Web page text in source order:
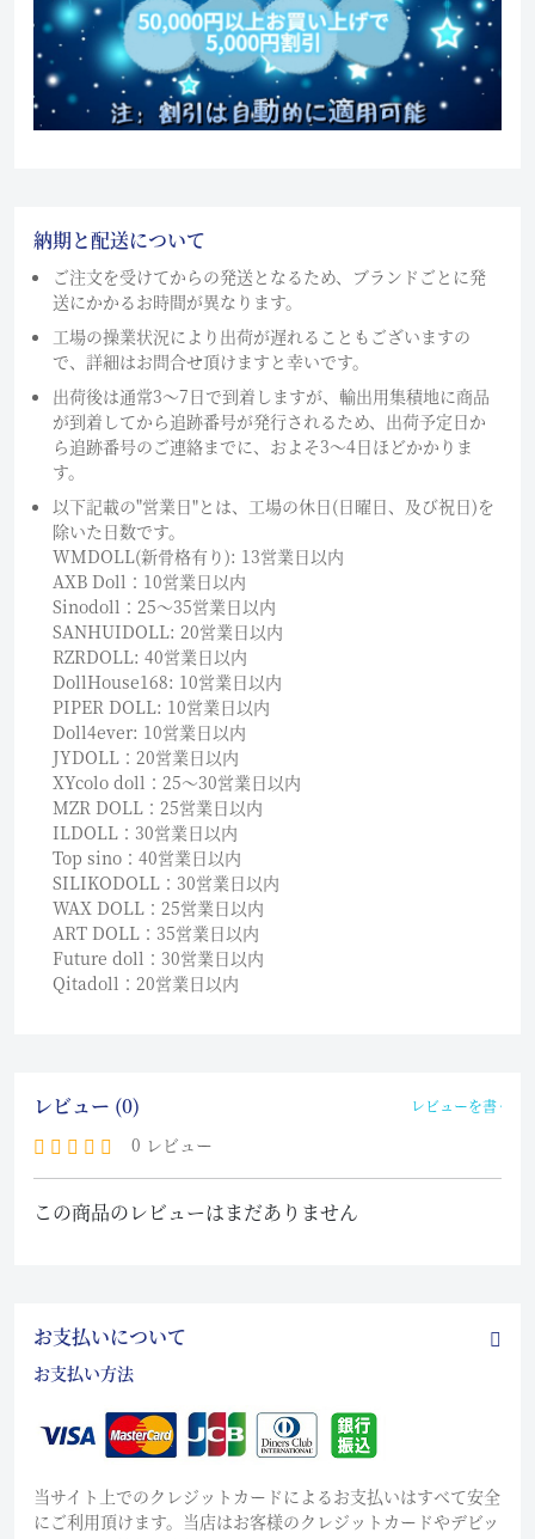
納期と配送について
ご注文を受けてからの発送となるため、ブランドごとに発
送にかかるお時間が異なります。
工場の操業状況により出荷が遅れることもございますの
で、詳細はお問合せ頂けますと幸いです。
出荷後は通常3～7日で到着しますが、輸出用集積地に商品
が到着してから追跡番号が発行されるため、出荷予定日か
ら追跡番号のご連絡までに、およそ3〜4日ほどかかりま
す。
以下記載の"営業日"とは、工場の休日(日曜日、及び祝日)を
除いた日数です。
WMDOLL(新骨格有り): 13営業日以内
AXB Doll：10営業日以内
Sinodoll：25〜35営業日以内
SANHUIDOLL: 20営業日以内
RZRDOLL: 40営業日以内
DollHouse168: 10営業日以内
PIPER DOLL: 10営業日以内
Doll4ever: 10営業日以内
JYDOLL：20営業日以内
XYcolo doll：25〜30営業日以内
MZR DOLL：25営業日以内
ILDOLL：30営業日以内
Top sino：40営業日以内
SILIKODOLL：30営業日以内
WAX DOLL：25営業日以内
ART DOLL：35営業日以内
Future doll：30営業日以内
Qitadoll：20営業日以内
レビュー (0) レビューを書く
0 レビュー
この商品のレビューはまだありません
お支払いについて
お支払い方法
当サイト上でのクレジットカードによるお支払いはすべて安全
にご利用頂けます。当店はお客様のクレジットカードやデビッ